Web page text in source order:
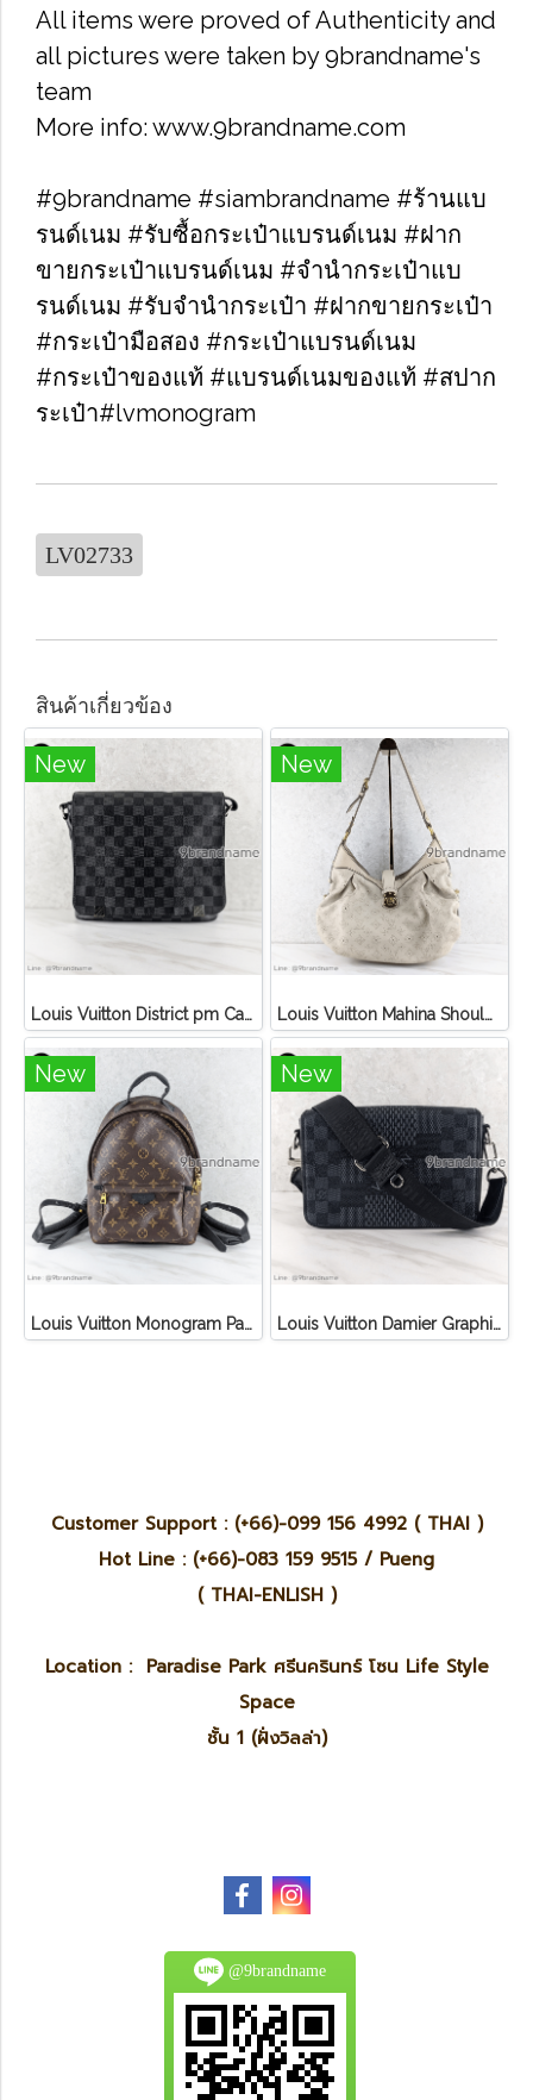
All items were proved of Authenticity and
all pictures were taken by 9brandname's
team
More info: www.9brandname.com
#9brandname #siambrandname #ร้านแบ
รนด์เนม #รับซื้อกระเป๋าแบรนด์เนม​ #ฝาก
ขายกระเป๋าแบรนด์เนม​ #จำนำกระเป๋าแบ
รนด์เนม​ #รับจำนำกระเป๋า #ฝากขายกระเป๋า
#กระเป๋ามือสอง​ #กระเป๋าแบรนด์เนม​
#กระเป๋าของแท้​ #แบรนด์เนมของแท้ #สปาก
ระเป๋า#lvmonogram
LV02733
สินค้าเกี่ยวข้อง
New
Louis Vuitton District pm Canvas Graphite
New
Louis Vuitton Mahina Shoulder Bag
New
Louis Vuitton Monogram Palm Springs PM Backpack
New
Louis Vuitton Damier Graphite 3D Canvas Studio Messenger
Customer Support : (+66)-099 156 4992 ( THAI )
Hot Line : (+66)-083 159 9515 / Pueng
( THAI-ENLISH )
Location : Paradise Park ศรีนครินทร์ โซน Life Style
Space
ชั้น 1 (ฝั่งวิลล่า)
@9brandname